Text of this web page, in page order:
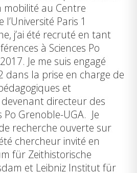
mobilité au Centre
l’Université Paris 1
j’ai été recruté en tant
à Sciences Po
Je me suis engagé
dans la prise en charge de
et
directeur des
Po Grenoble-UGA. Je
recherche ouverte sur
chercheur invité en
für Zeithistorische
et Leibniz Institut für